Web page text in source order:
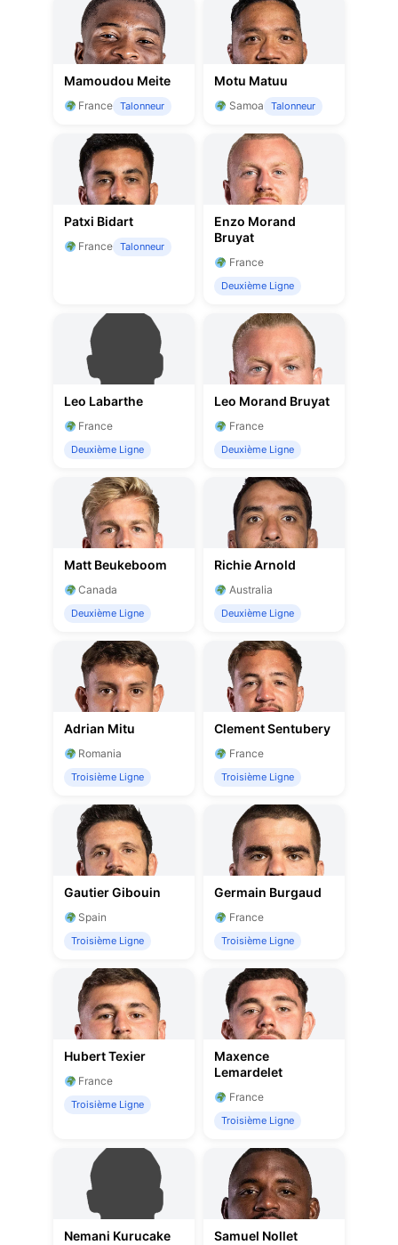
Mamoudou Meite
France Talonneur
Motu Matuu
Samoa Talonneur
Patxi Bidart
France Talonneur
Enzo Morand
Bruyat
France
Deuxième Ligne
Leo Labarthe
France
Deuxième Ligne
Leo Morand Bruyat
France
Deuxième Ligne
Matt Beukeboom
Canada
Deuxième Ligne
Richie Arnold
Australia
Deuxième Ligne
Adrian Mitu
Romania
Troisième Ligne
Clement Sentubery
France
Troisième Ligne
Gautier Gibouin
Spain
Troisième Ligne
Germain Burgaud
France
Troisième Ligne
Hubert Texier
France
Troisième Ligne
Maxence
Lemardelet
France
Troisième Ligne
Nemani Kurucake Samuel Nollet